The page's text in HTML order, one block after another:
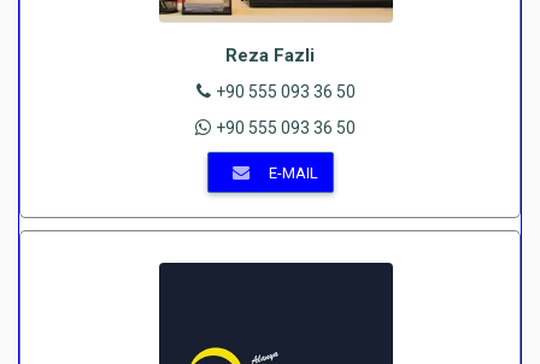
Reza Fazli
+90 555 093 36 50
+90 555 093 36 50
E-MAIL